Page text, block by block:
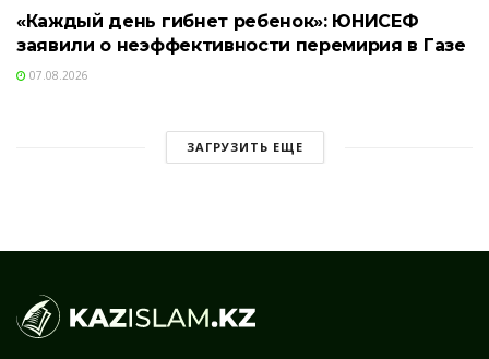
«Каждый день гибнет ребенок»: ЮНИСЕФ
заявили о неэффективности перемирия в Газе
07.08.2026
ЗАГРУЗИТЬ ЕЩЕ